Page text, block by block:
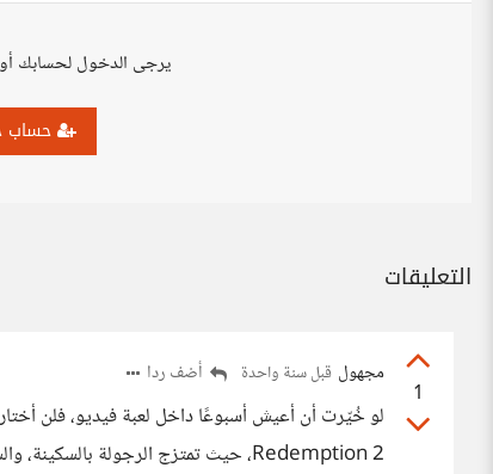
يرجى الدخول لحسابك
حساب
التعليقات
1
مجهول قبل سنة واحدة أضف ردا
Redemption 2، حيث تمتزج الرجولة بالسكينة، والسلاح بالفلسفة.